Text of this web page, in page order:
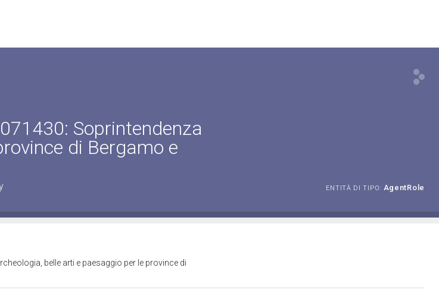
Soprintendenza
di Bergamo e
ENTITÀ DI TIPO: AgentRole
belle arti e paesaggio per le province di